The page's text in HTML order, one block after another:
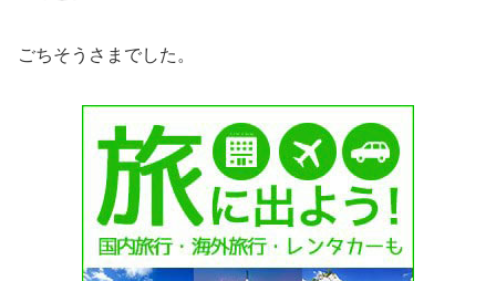
ごちそうさまでした。